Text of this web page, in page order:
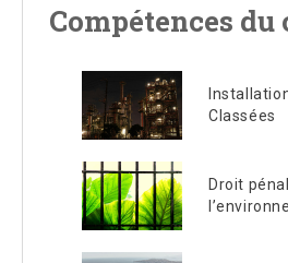
Compétences
Classées
Droit